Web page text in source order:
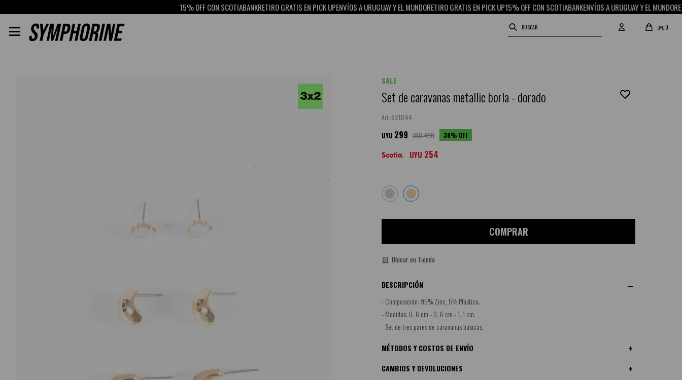
15% OFF CON SCOTIABANKRETIRO GRATIS EN PICK UPENVÍOS A URUGUAY Y EL MUNDORETIRO GRATIS EN PICK UP15% OFF CON SCOTIABANKENVÍOS A URUGUAY Y EL MUNDORETIRO
UYU0

SALE
Set de caravanas metallic borla - dorado
S21JE44
UYU 299 UYU490 38
UYU 254
COMPRAR
Ubicar en Tienda
DESCRIPCIÓN
- Composición: 95% Zinc, 5% Plástico.
- Medidas: 0, 6 cm - 0, 6 cm - 1, 1 cm.
- Set de tres pares de caravanas básicas.
MÉTODOS Y COSTOS DE ENVÍO
CAMBIOS Y DEVOLUCIONES